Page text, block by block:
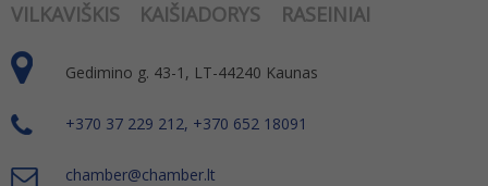
VILKAVIŠKIS
KAIŠIADORYS RASEINIAI
Gedimino g. 43-1, LT-44240 Kaunas
+370 37 229 212, +370 652 18091
chamber@chamber.lt